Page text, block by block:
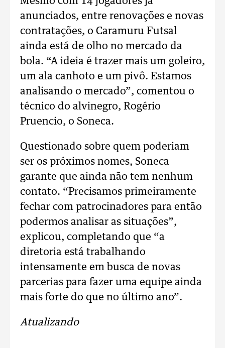
anunciados, entre renovações e novas
contratações, o Caramuru Futsal
ainda está de olho no mercado da
bola. “A ideia é trazer mais um goleiro,
um ala canhoto e um pivô. Estamos
analisando o mercado”, comentou o
técnico do alvinegro, Rogério
Pruencio, o Soneca.
Questionado sobre quem poderiam
ser os próximos nomes, Soneca
garante que ainda não tem nenhum
contato. “Precisamos primeiramente
fechar com patrocinadores para então
podermos analisar as situações”,
explicou, completando que “a
diretoria está trabalhando
intensamente em busca de novas
parcerias para fazer uma equipe ainda
mais forte do que no último ano”.
Atualizando